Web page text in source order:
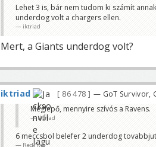
Lehet 3 is, bár nem tudom ki számít
underdog volt a chargers ellen.
iktriad
Mert, a Giants underdog volt?
iktriad 86 478 — GoT Survivor,
Meglepő, mennyire szívós a Ravens.
iktriad
6 meccsbol belefer 2 underdog
RedFive